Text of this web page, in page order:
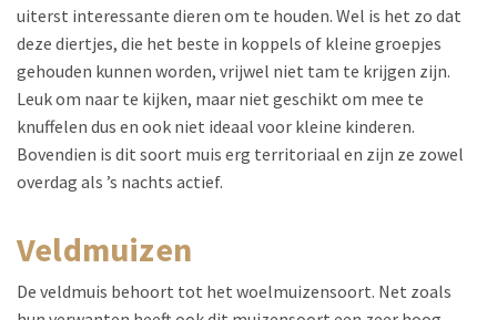
uiterst interessante dieren om te houden. Wel is het zo dat
deze diertjes, die het beste in koppels of kleine groepjes
gehouden kunnen worden, vrijwel niet tam te krijgen zijn.
Leuk om naar te kijken, maar niet geschikt om mee te
knuffelen dus en ook niet ideaal voor kleine kinderen.
Bovendien is dit soort muis erg territoriaal en zijn ze zowel
overdag als ’s nachts actief.
veldmuizen
De veldmuis behoort tot het woelmuizensoort. Net zoals